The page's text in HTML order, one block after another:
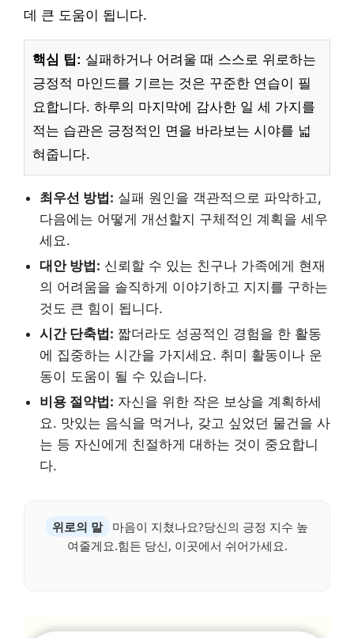
데 큰 도움이 됩니다.
핵심 팁: 실패하거나 어려울 때 스스로 위로하는
긍정적 마인드를 기르는 것은 꾸준한 연습이 필
요합니다. 하루의 마지막에 감사한 일 세 가지를
적는 습관은 긍정적인 면을 바라보는 시야를 넓
혀줍니다.
최우선 방법: 실패 원인을 객관적으로 파악하고,
다음에는 어떻게 개선할지 구체적인 계획을 세우
세요.
대안 방법: 신뢰할 수 있는 친구나 가족에게 현재
의 어려움을 솔직하게 이야기하고 지지를 구하는
것도 큰 힘이 됩니다.
시간 단축법: 짧더라도 성공적인 경험을 한 활동
에 집중하는 시간을 가지세요. 취미 활동이나 운
동이 도움이 될 수 있습니다.
비용 절약법: 자신을 위한 작은 보상을 계획하세
요. 맛있는 음식을 먹거나, 갖고 싶었던 물건을 사
는 등 자신에게 친절하게 대하는 것이 중요합니
다.
위로의 말
마음이 지쳤나요?당신의 긍정 지수 높
여줄게요.힘든 당신, 이곳에서 쉬어가세요.